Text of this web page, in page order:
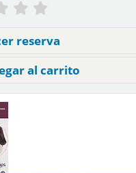
reserva
al carrito